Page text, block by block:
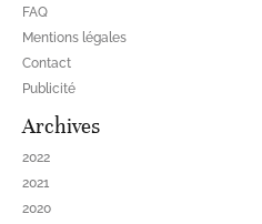
FAQ
Mentions légales
Contact
Publicité
Archives
2022
2021
2020